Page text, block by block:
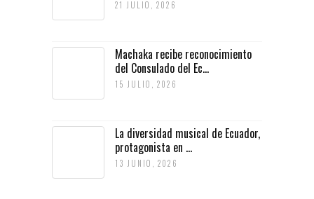
21 JULIO, 2026
Machaka recibe reconocimiento
del Consulado del Ec...
15 JULIO, 2026
La diversidad musical de Ecuador,
protagonista en ...
13 JUNIO, 2026